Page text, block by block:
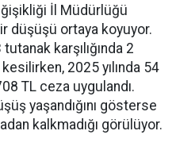
İl Müdürlüğü
düşüşü ortaya koyuyor.
karşılığında 2
2025 yılında 54
TL ceza uygulandı.
yaşandığını gösterse
kalkmadığı görülüyor.